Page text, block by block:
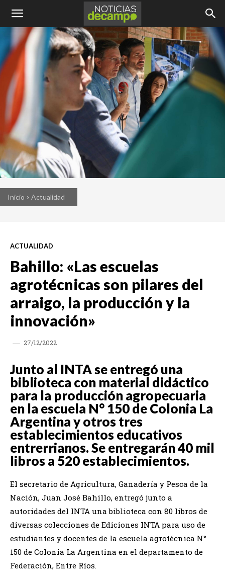
Inicio Actualidad
ACTUALIDAD
Bahillo: «Las escuelas
agrotécnicas son pilares del
arraigo, la producción y la
innovación»
27/12/2022
Junto al INTA se entregó una
biblioteca con material didáctico
para la producción agropecuaria
en la escuela N° 150 de Colonia La
Argentina y otros tres
establecimientos educativos
entrerrianos. Se entregarán 40 mil
libros a 520 establecimientos.
El secretario de Agricultura, Ganadería y Pesca de la
Nación, Juan José Bahillo, entregó junto a
autoridades del INTA una biblioteca con 80 libros de
diversas colecciones de Ediciones INTA para uso de
estudiantes y docentes de la escuela agrotécnica N°
150 de Colonia La Argentina en el departamento de
Federación, Entre Ríos.